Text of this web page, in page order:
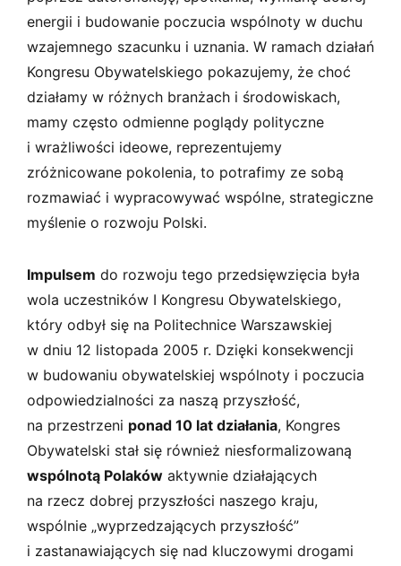
s
k
i
energii i budowanie poczucia wspólnoty w duchu
wzajemnego szacunku i uznania. W ramach działań
Kongresu Obywatelskiego pokazujemy, że choć
działamy w różnych branżach i środowiskach,
mamy często odmienne poglądy polityczne
i wrażliwości ideowe, reprezentujemy
zróżnicowane pokolenia, to potrafimy ze sobą
rozmawiać i wypracowywać wspólne, strategiczne
myślenie o rozwoju Polski.
Impulsem do rozwoju tego przedsięwzięcia była
wola uczestników I Kongresu Obywatelskiego,
który odbył się na Politechnice Warszawskiej
w dniu 12 listopada 2005 r. Dzięki konsekwencji
w budowaniu obywatelskiej wspólnoty i poczucia
odpowiedzialności za naszą przyszłość,
na przestrzeni ponad 10 lat działania, Kongres
Obywatelski stał się również niesformalizowaną
wspólnotą Polaków aktywnie działających
na rzecz dobrej przyszłości naszego kraju,
wspólnie „wyprzedzających przyszłość”
i zastanawiających się nad kluczowymi drogami